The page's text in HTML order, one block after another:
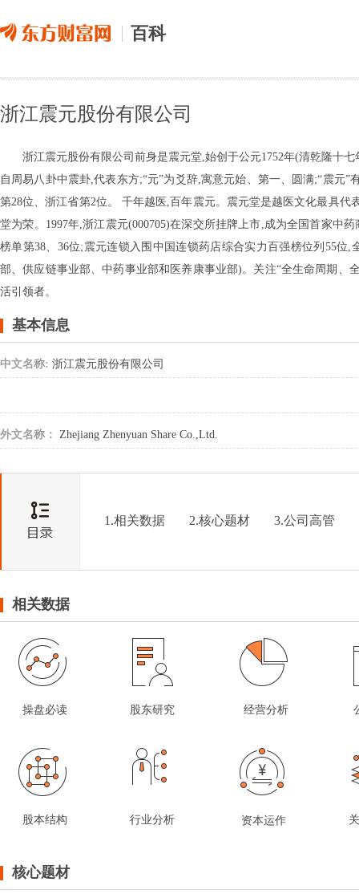
百科
浙江震元股份有限公司
浙江震元股份有限公司前身是震元堂,始创于公元1752年(清乾隆十
自周易八卦中震卦,代表东方;“元”为爻辞,寓意元始、第一、圆满;“震元
第28位、浙江省第2位。 千年越医,百年震元。震元堂是越医文化最具
堂为荣。1997年,浙江震元(000705)在深交所挂牌上市,成为全国首家中
榜单第38、36位;震元连锁入围中国连锁药店综合实力百强榜位列55
部、供应链事业部、中药事业部和医养康事业部)。关注“全生命周期
活引领者。
基本信息
中文名称: 浙江震元股份有限公司
外文名称： Zhejiang Zhenyuan Share Co.,Ltd.
1.相关数据 2.核心题材 3.公司高管
相关数据
操盘必读 股东研究 经营分析
股本结构 行业分析 资本运作
核心题材